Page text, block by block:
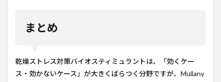
まとめ
乾燥ストレス対策バイオスティミュラントは、「効くケー
ス・効かないケース」が大きくばらつく分野ですが、Mullany